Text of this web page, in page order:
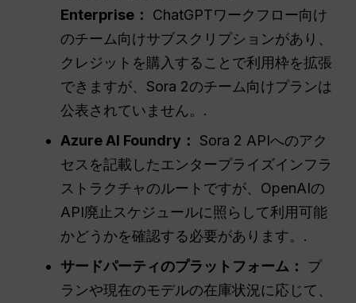
Enterprise：
ChatGPTワークフロー向け
のチーム向けサブスクリプションがあり、
クレジットを購入することで利用枠を拡張
できますが、Sora 2のチーム向けプランは
公表されていません。.
Azure AI Foundry：
Sora 2 APIへのアク
セスを記載したエンタープライズインフラ
ストラクチャのルートですが、OpenAIの
API廃止スケジュールに照らして利用可能
かどうかを確認する必要があります。.
サードパーティのプラットフォーム：
プ
ランや現在のモデルの在庫状況に応じて、